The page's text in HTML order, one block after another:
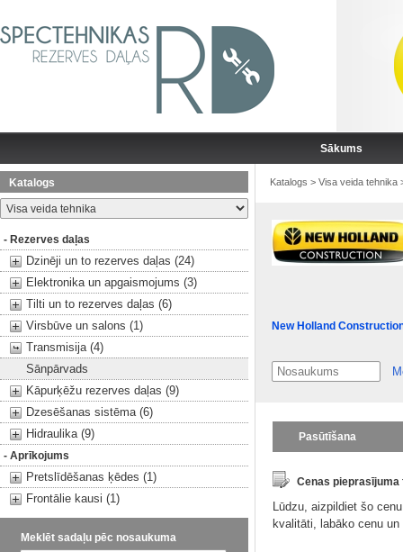
Sākums
Katalogs
- Rezerves daļas
Dzinēji un to rezerves daļas (24)
Elektronika un apgaismojums (3)
Tilti un to rezerves daļas (6)
Virsbūve un salons (1)
Transmisija (4)
Sānpārvads
Kāpurķēžu rezerves daļas (9)
Dzesēšanas sistēma (6)
Hidraulika (9)
- Aprīkojums
Pretslīdēšanas ķēdes (1)
Frontālie kausi (1)
Meklēt sadaļu pēc nosaukuma
Katalogs > Visa veida tehnika
New Holland
Pasūtīšana
Cenas pieprasījuma
Lūdzu, aizpildiet šo
kvalitāti, labāko cenu